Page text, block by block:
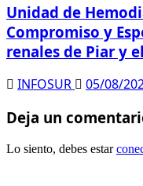
Unidad de
Compromiso y
renales de Piar y
INFOSUR 05/08/
Deja un
Lo siento, debes estar